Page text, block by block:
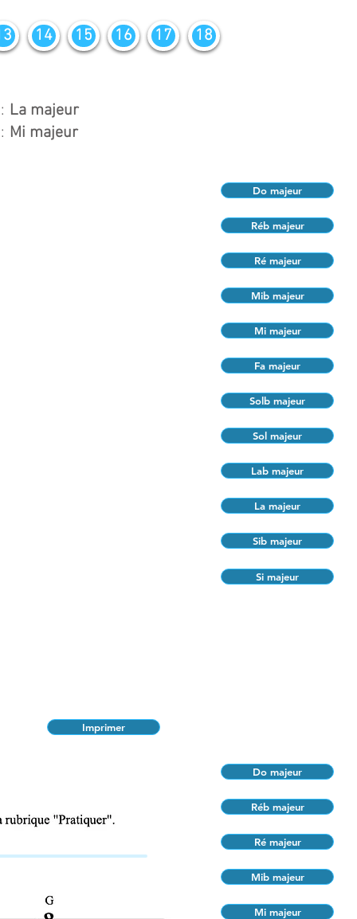
La majeur
Mi majeur
14 15 16 17 18
Do majeur
Réb majeur
Ré majeur
Mib majeur
Mi majeur
Fa majeur
Solb majeur
Sol majeur
Lab majeur
La majeur
Sib majeur
Si majeur
Imprimer
Do majeur
Réb majeur
Ré majeur
Mib majeur
Mi majeur